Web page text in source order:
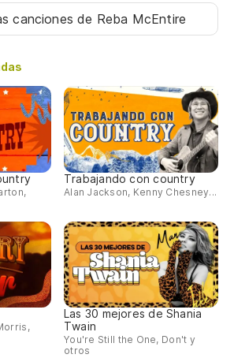
cancionesde Reba McEntire
Trabajando con country
Alan Jackson, Kenny Chesney...
Las 30 mejores de Shania
Twain
You're Still the One, Don't y
otros